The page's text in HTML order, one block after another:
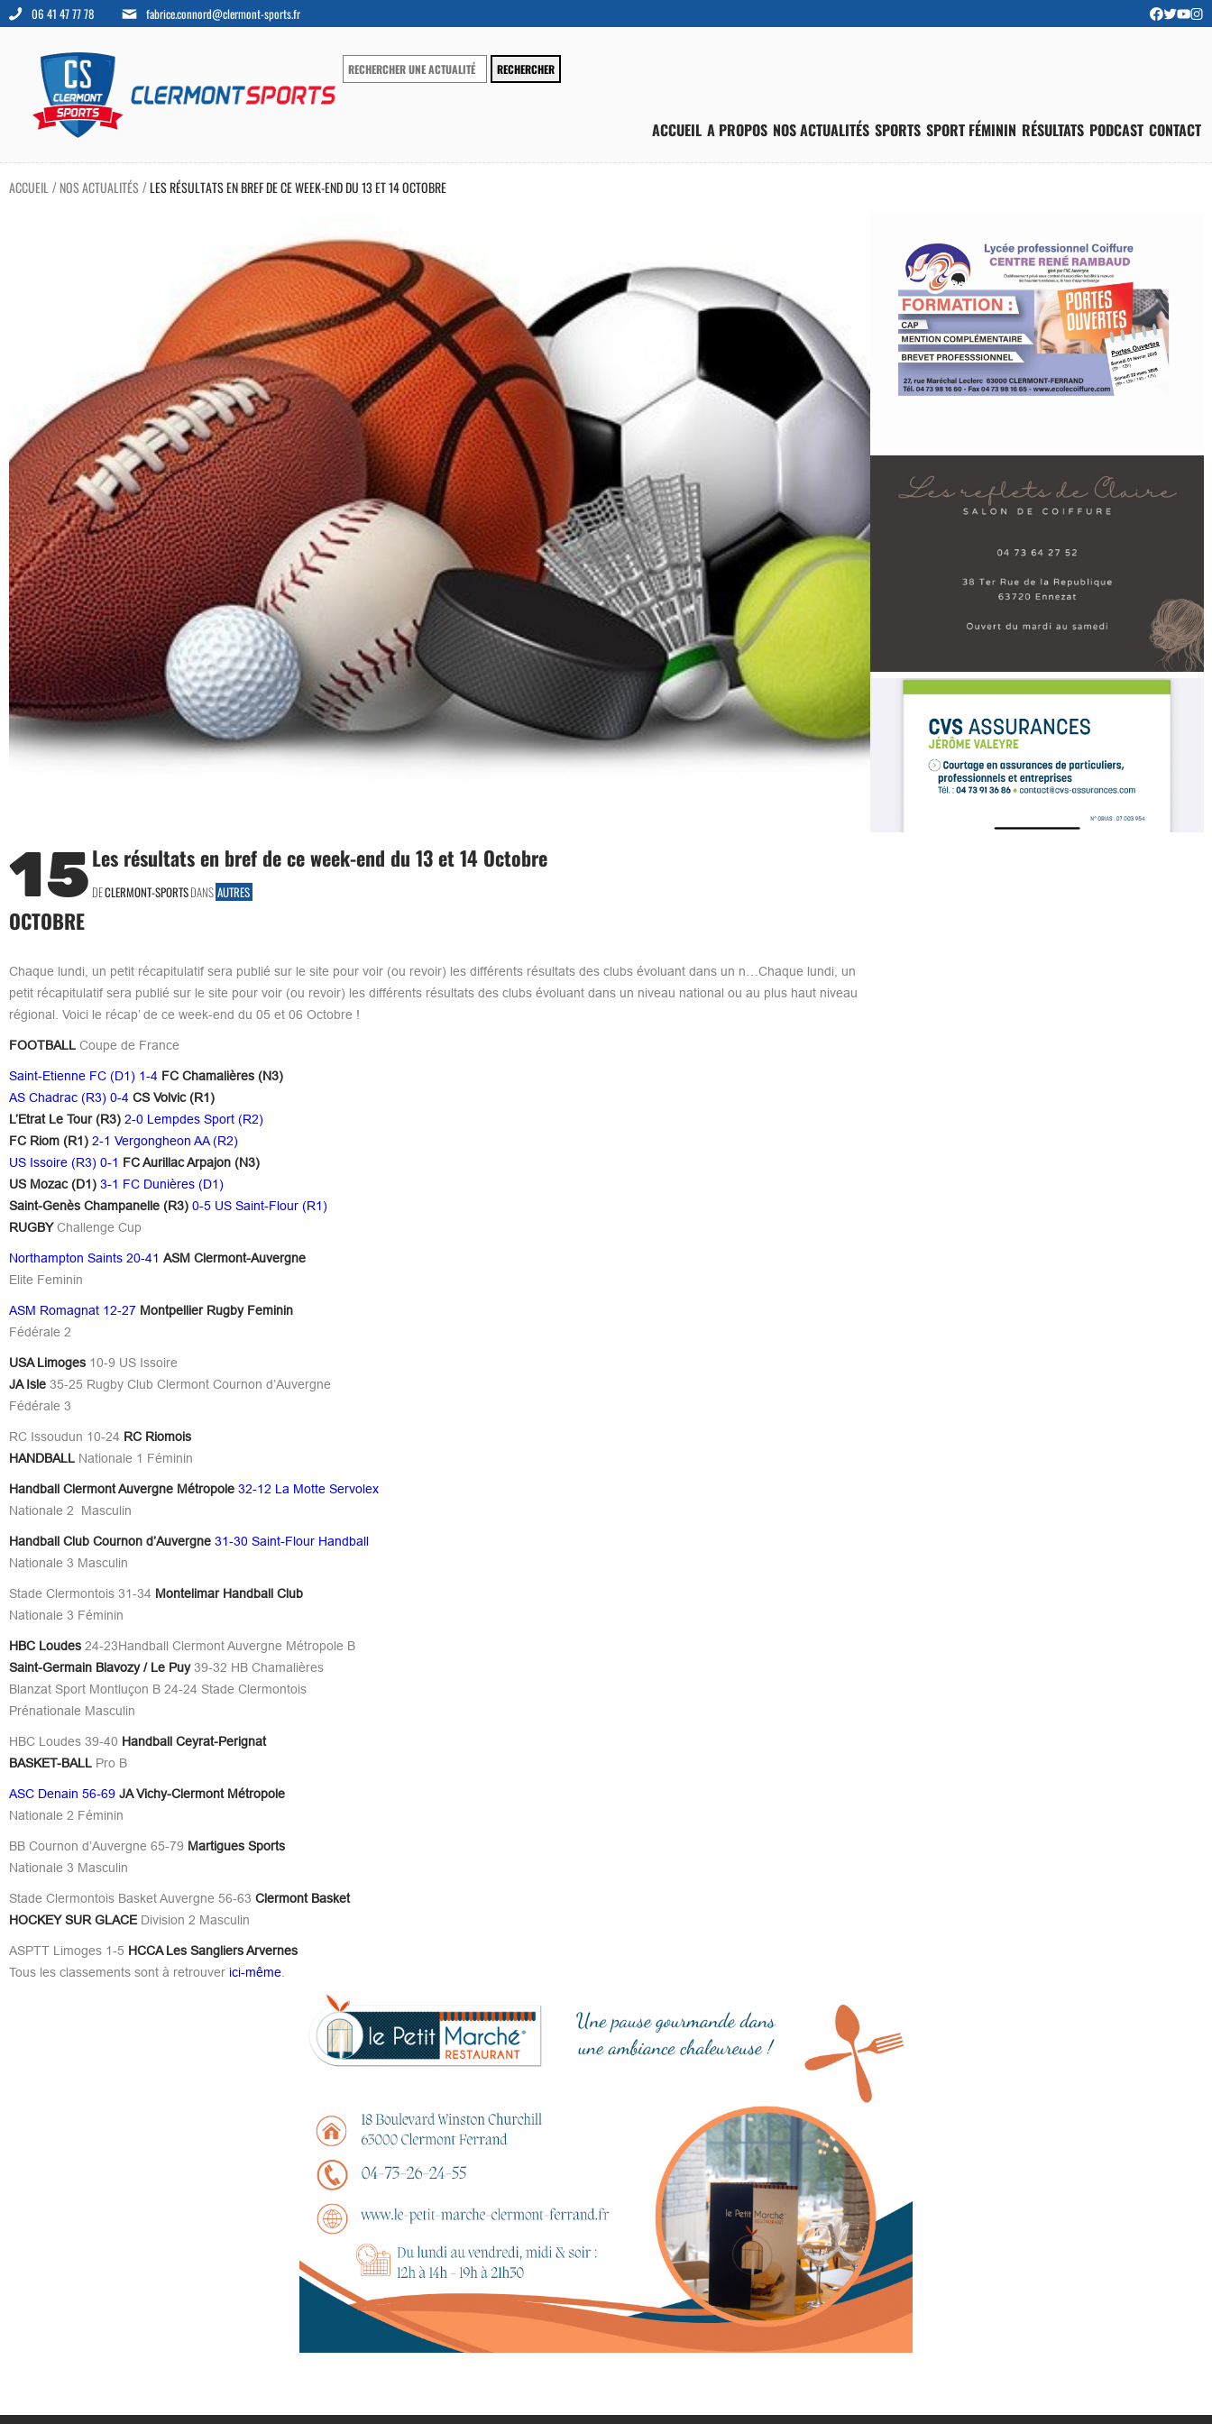
06 41 47 77 78 fabrice.connord@clermont-sports.fr
ACCUEIL A PROPOS NOS ACTUALITÉS SPORTS SPORT FÉMININ RÉSULTATS PODCAST CONTACT
ACCUEIL / NOS ACTUALITÉS/LES RÉSULTATS EN BREF DE CE WEEK-END DU 13 ET 14 OCTOBRE
15
OCTOBRE
Les résultats en bref de ce week-end du 13 et 14 Octobre
DECLERMONT-SPORTSDANS AUTRES
Chaque lundi, un petit récapitulatif sera publié sur le site pour voir (ou revoir) les différents résultats des clubs évoluant dans un n…Chaque lundi, un
petit récapitulatif sera publié sur le site pour voir (ou revoir) les différents résultats des clubs évoluant dans un niveau national ou au plus haut niveau
régional. Voici le récap’ de ce week-end du 05 et 06 Octobre !
FOOTBALLCoupe de France
Saint-Etienne FC (D1) 1-4 FC Chamalières (N3)
AS Chadrac (R3) 0-4 CS Volvic (R1)
L’Etrat Le Tour (R3)2-0 Lempdes Sport (R2)
FC Riom (R1)2-1 Vergongheon AA (R2)
US Issoire (R3) 0-1 FC Aurillac Arpajon (N3)
US Mozac (D1)3-1 FC Dunières (D1)
Saint-Genès Champanelle (R3)0-5 US Saint-Flour (R1)
RUGBYChallenge Cup
Northampton Saints 20-41 ASM Clermont-Auvergne
Elite Feminin
ASM Romagnat 12-27 Montpellier Rugby Feminin
Fédérale 2
USA Limoges 10-9 US Issoire
JA Isle35-25 Rugby Club Clermont Cournon d’Auvergne
Fédérale 3
RC Issoudun 10-24 RC Riomois
HANDBALLNationale 1 Féminin
Handball Clermont Auvergne Métropole 32-12 La Motte Servolex
Nationale 2 Masculin
Handball Club Cournon d’Auvergne31-30 Saint-Flour Handball
Nationale 3 Masculin
Stade Clermontois 31-34 Montelimar Handball Club
Nationale 3 Féminin
HBC Loudes24-23Handball Clermont Auvergne Métropole B
Saint-Germain Blavozy / Le Puy39-32 HB Chamalières
Blanzat Sport Montluçon B 24-24 Stade Clermontois
Prénationale Masculin
HBC Loudes 39-40 Handball Ceyrat-Perignat
BASKET-BALLPro B
ASC Denain 56-69 JA Vichy-Clermont Métropole
Nationale 2 Féminin
BB Cournon d’Auvergne 65-79 Martigues Sports
Nationale 3 Masculin
Stade Clermontois Basket Auvergne 56-63 Clermont Basket
HOCKEY SUR GLACEDivision 2 Masculin
ASPTT Limoges 1-5 HCCA Les Sangliers Arvernes
Tous les classements sont à retrouver ici-même.